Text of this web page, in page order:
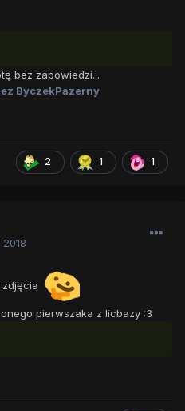
bez zapowiedzi...
ByczekPazerny
2 1 1
zdjęcia
pierwszaka z licbazy :3